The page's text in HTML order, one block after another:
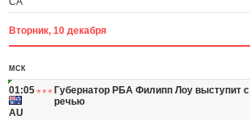
Вторник, 10 декабря
МСК
01:05
AU
Губернатор РБА Филипп Лоу выступит с
речью